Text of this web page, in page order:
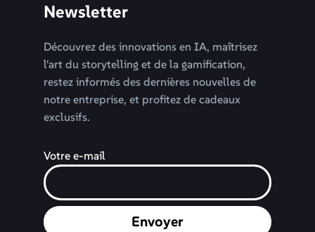
Newsletter
Découvrez des innovations en IA, maîtrisez
l'art du storytelling et de la gamification,
restez informés des dernières nouvelles de
notre entreprise, et profitez de cadeaux
exclusifs.
Votre e-mail
Envoyer